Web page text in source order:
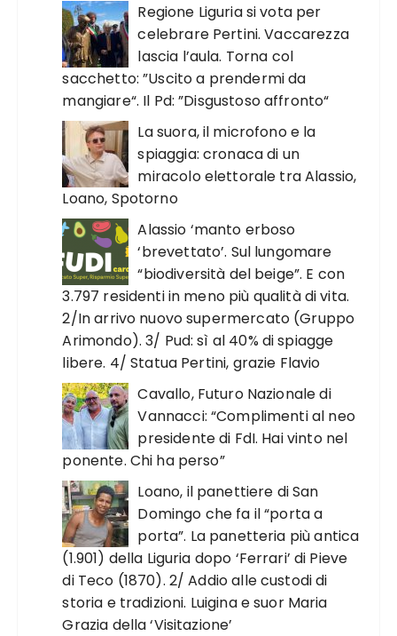
Regione Liguria si vota per
celebrare Pertini. Vaccarezza
lascia l’aula. Torna col
sacchetto: ”Uscito a prendermi da
mangiare“. Il Pd: ”Disgustoso affronto“
La suora, il microfono e la
spiaggia: cronaca di un
miracolo elettorale tra Alassio,
Loano, Spotorno
Alassio ‘manto erboso
‘brevettato’. Sul lungomare
“biodiversità del beige”. E con
3.797 residenti in meno più qualità di vita.
2/In arrivo nuovo supermercato (Gruppo
Arimondo). 3/ Pud: sì al 40% di spiagge
libere. 4/ Statua Pertini, grazie Flavio
Cavallo, Futuro Nazionale di
Vannacci: “Complimenti al neo
presidente di FdI. Hai vinto nel
ponente. Chi ha perso”
Loano, il panettiere di San
Domingo che fa il “porta a
porta”. La panetteria più antica
(1.901) della Liguria dopo ‘Ferrari’ di Pieve
di Teco (1870). 2/ Addio alle custodi di
storia e tradizioni. Luigina e suor Maria
Grazia della ‘Visitazione’